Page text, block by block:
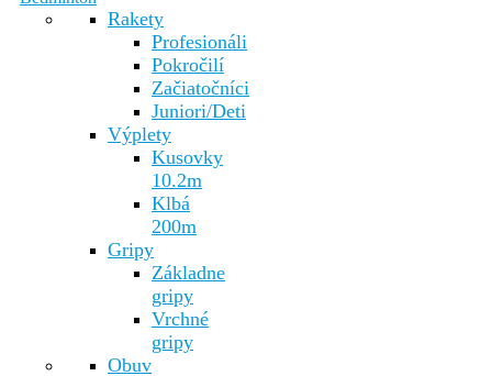
Rakety
Profesionáli
Pokročilí
Začiatočníci
Juniori/Deti
Výplety
Kusovky
10.2m
Klbá
200m
Gripy
Základne
gripy
Vrchné
gripy
Obuv